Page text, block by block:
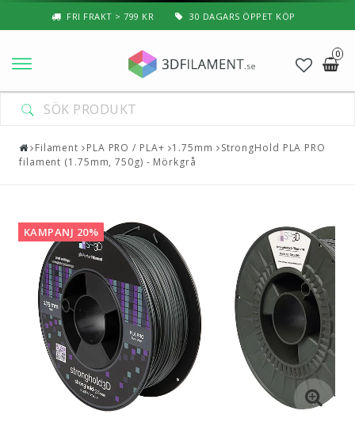
FRI FRAKT > 799 KR 30 DAGARS ÖPPET KÖP
0
Nyheter & Populärt
Filament
3D-Skrivare — Tillbehör
3D-Skrivare — Delar
Resin
3D-Pennor & Tillbehör
Filament PLA PRO / PLA+ 1.75mm
StrongHold PLA PRO
filament (1.75mm, 750g) - Mörkgrå
KAMPANJ 20%